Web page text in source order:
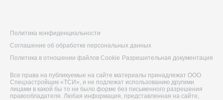
Политика конфиденциальности
Соглашение об обработке персональных данных
Политика в отношении файлов Cookie Разрешительная документация
Все права на публикуемые на сайте материалы принадлежат ООО
Спецзастройщик «ТСИ», и не подлежат использованию другими
лицами в какой бы то ни было форме без письменного разрешения
правообладателя. Любая информация, представленная на сайте,